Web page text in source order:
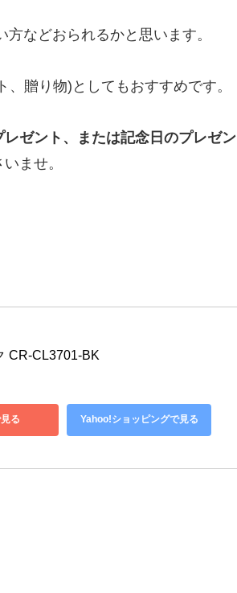
などおられるかと思います。
贈り物)としてもおすすめです。
ゼント、または記念日のプレゼン
ませ。
CR-CL3701-BK
る Yahoo!ショッピングで見る